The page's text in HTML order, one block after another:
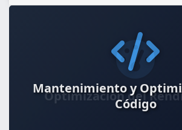
Mantenimiento y
Código